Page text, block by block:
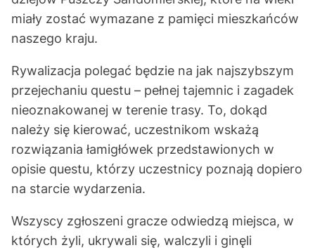
miały zostać wymazane z pamięci mieszkańców
naszego kraju.
Rywalizacja polegać będzie na jak najszybszym
przejechaniu questu – pełnej tajemnic i zagadek
nieoznakowanej w terenie trasy. To, dokąd
należy się kierować, uczestnikom wskażą
rozwiązania łamigłówek przedstawionych w
opisie questu, którzy uczestnicy poznają dopiero
na starcie wydarzenia.
Wszyscy zgłoszeni gracze odwiedzą miejsca, w
których żyli, ukrywali się, walczyli i ginęli